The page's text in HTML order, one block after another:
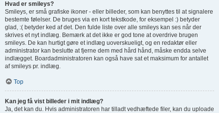
Hvad er smileys?
Smileys, er små grafiske ikoner - eller billeder, som kan benyttes til at signalere
bestemte følelser. De bruges via en kort tekstkode, for eksempel :) betyder
glad, :( betyder ked af det. Den fulde liste over alle smileys kan ses når der
skrives et nyt indlæg. Bemærk at det ikke er god tone at overdrive brugen
smileys. De kan hurtigt gøre et indlæg uoverskueligt, og en redaktør eller
administrator kan beslutte at fjerne dem med hård hånd, måske endda selve
indlægget. Boardadministratoren kan også have sat et maksimum for antallet
af smileys pr. indlæg.
Top
Kan jeg få vist billeder i mit indlæg?
Ja, det kan du. Hvis administratoren har tilladt vedhæftede filer, kan du uploade